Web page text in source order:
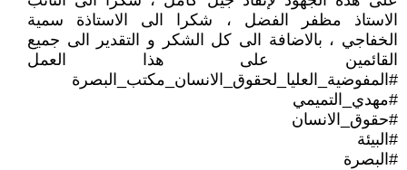
الاستاذ مظفر الفضل ، شكرا الى الاستاذة سمية
الخفاجي ، بالاضافة الى كل الشكر و التقدير الى جميع
القائمين على هذا العمل
#المفوضية_العليا_لحقوق_الانسان_مكتب_البصرة
#مهدي_التميمي
#حقوق_الانسان
#البيئة